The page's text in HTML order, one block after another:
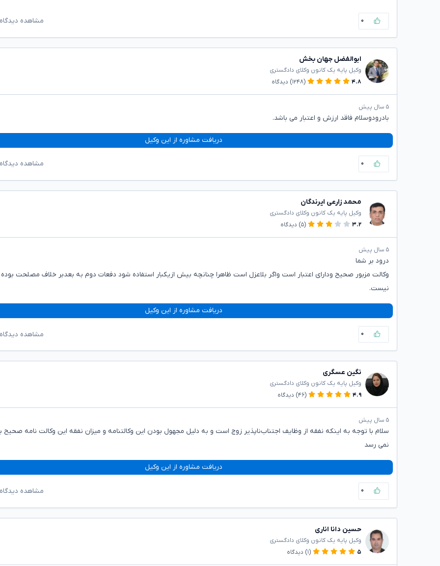
۰ مشاهده
ابوالفضل جهان بخش
وکیل پایه یک کانون وکلای دادگستری
۴.۸
(۱۲۴۸) دیدگاه
۵ سال پیش
بادرودوسلام فاقد ارزش و اعتبار می باشد.
دریافت مشاوره از این وکیل
۰ مشاهده
محمد زارعی ایرندگان
وکیل پایه یک کانون وکلای دادگستری
۳.۲
(۵) دیدگاه
۵ سال پیش
درود بر شما
وکالت مزبور صحیح ودارای اعتبار است واگر بلاعزل است ظاهرا چنانچه بیش ازیکبار استفاده شود دفعات دوم به بعدبر خلاف مصلحت بوده
نیست.
دریافت مشاوره از این وکیل
۰ مشاهده
نگین عسگری
وکیل پایه یک کانون وکلای دادگستری
۴.۹
(۴۶) دیدگاه
۵ سال پیش
سلام با توجه به اینکه نفقه از وظایف اجتناب‌ناپذیر زوج است و به دلیل مجهول بودن این وکالتنامه و میزان نفقه این وکالت نامه صحیح
نمی رسد
دریافت مشاوره از این وکیل
۰ مشاهده
حسین دانا اناری
وکیل پایه یک کانون وکلای دادگستری
۵
(۱) دیدگاه